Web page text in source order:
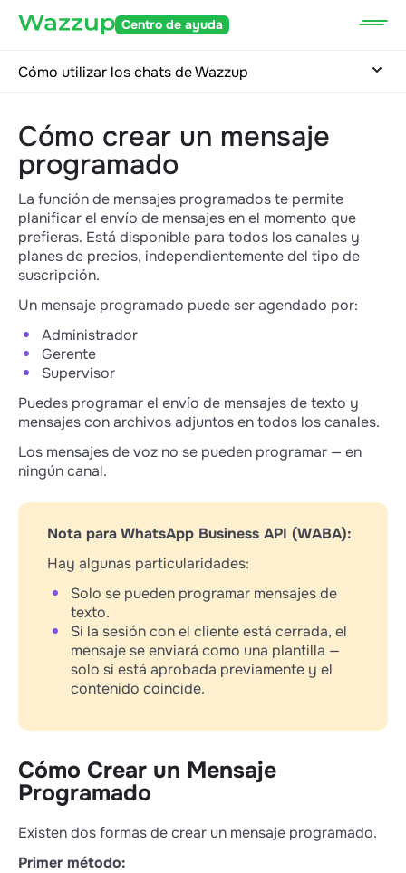
Centro de ayuda
Cómo utilizar los chats de Wazzup
Cómo crear un mensaje
programado
La función de mensajes programados te permite
planificar el envío de mensajes en el momento que
prefieras. Está disponible para todos los canales y
planes de precios, independientemente del tipo de
suscripción.
Un mensaje programado puede ser agendado por:
Administrador
Gerente
Supervisor
Puedes programar el envío de mensajes de texto y
mensajes con archivos adjuntos en todos los canales.
Los mensajes de voz no se pueden programar — en
ningún canal.
Nota para WhatsApp Business API (WABA):
Hay algunas particularidades:
Solo se pueden programar mensajes de
texto.
Si la sesión con el cliente está cerrada, el
mensaje se enviará como una plantilla —
solo si está aprobada previamente y el
contenido coincide.
Cómo Crear un Mensaje
Programado
Existen dos formas de crear un mensaje programado.
Primer método: